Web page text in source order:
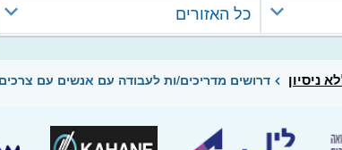
כל האזורים
ניסיון דרושים מדריכים/ות לעבודה עם אנשים עם צרכים